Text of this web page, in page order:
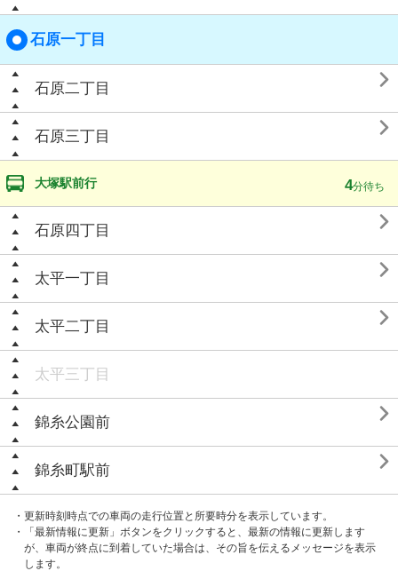
石原一丁目
石原二丁目 
石原三丁目 
大塚駅前行 4分待ち
石原四丁目 
太平一丁目 
太平二丁目 
太平三丁目
錦糸公園前 
錦糸町駅前 
・更新時刻時点での車両の走行位置と所要時分を表示しています。
・「最新情報に更新」ボタンをクリックすると、最新の情報に更新します
が、車両が終点に到着していた場合は、その旨を伝えるメッセージを表示
します。